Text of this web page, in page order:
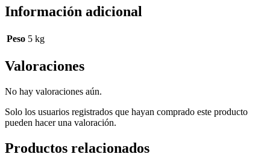
Información adicional
Peso 5 kg
Valoraciones
No hay valoraciones aún.
Solo los usuarios registrados que hayan comprado este producto
pueden hacer una valoración.
Productos relacionados